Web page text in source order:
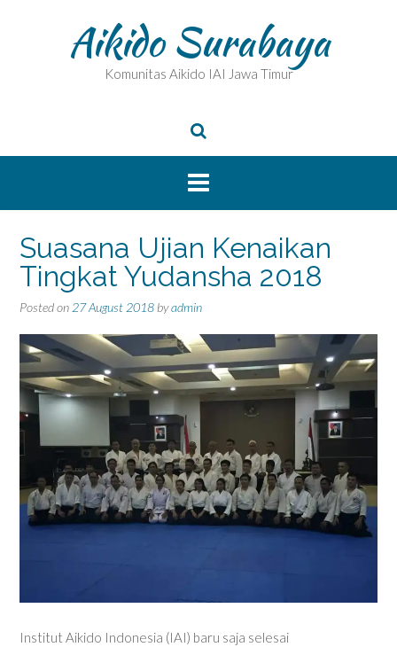
Aikido Surabaya
Komunitas Aikido IAI Jawa Timur
Suasana Ujian Kenaikan
Tingkat Yudansha 2018
Posted on 27 August 2018 byadmin
Institut Aikido Indonesia (IAI) baru saja selesai